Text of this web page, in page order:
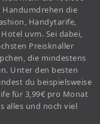
Handumdrehen die
Handytarife,
uvm. Sei dabei,
Preisknaller
die mindestens
Unter den besten
du beispielsweise
für 3,99€ pro Monat
alles und noch viel